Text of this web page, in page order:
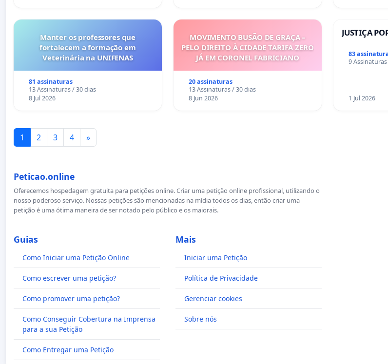
Manter os professores que
fortalecem a formação em
Veterinária na UNIFENAS
81 assinaturas
13 Assinaturas / 30 dias
8 Jul 2026
MOVIMENTO BUSÃO DE GRAÇA –
PELO DIREITO À CIDADE TARIFA ZERO
JÁ EM CORONEL FABRICIANO
20 assinaturas
13 Assinaturas / 30 dias
8 Jun 2026
JUSTIÇA
83
9
1 Jul 2026
1 2 3 4 »
Peticao.online
Oferecemos hospedagem gratuita para petições online. Criar uma petição online profissional, utilizando o
nosso poderoso serviço. Nossas petições são mencionadas na mídia todos os dias, então criar uma
petição é uma ótima maneira de ser notado pelo público e os maiorais.
Guias
Como Iniciar uma Petição Online
Como escrever uma petição?
Como promover uma petição?
Como Conseguir Cobertura na Imprensa
para a sua Petição
Como Entregar uma Petição
Mais
Iniciar uma Petição
Política de Privacidade
Gerenciar cookies
Sobre nós